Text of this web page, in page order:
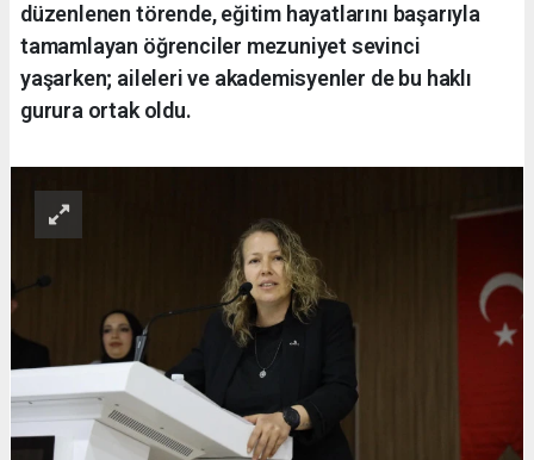
düzenlenen törende, eğitim hayatlarını başarıyla
tamamlayan öğrenciler mezuniyet sevinci
yaşarken; aileleri ve akademisyenler de bu haklı
gurura ortak oldu.